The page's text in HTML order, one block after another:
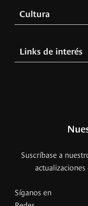
Cultura
Links de interés
Suscríbase a
Síganos en